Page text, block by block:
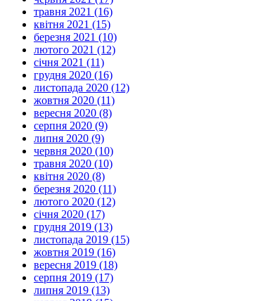
травня 2021 (16)
квітня 2021 (15)
березня 2021 (10)
лютого 2021 (12)
січня 2021 (11)
грудня 2020 (16)
листопада 2020 (12)
жовтня 2020 (11)
вересня 2020 (8)
серпня 2020 (9)
липня 2020 (9)
червня 2020 (10)
травня 2020 (10)
квітня 2020 (8)
березня 2020 (11)
лютого 2020 (12)
січня 2020 (17)
грудня 2019 (13)
листопада 2019 (15)
жовтня 2019 (16)
вересня 2019 (18)
серпня 2019 (17)
липня 2019 (13)